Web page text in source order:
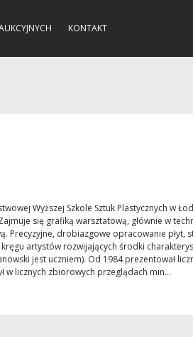
KONTAKT
Wyższej Szkole Sztuk Plastycznych w
się grafiką warsztatową, głównie w
Precyzyjne, drobiazgowe opracowanie płyt,
artystów rozwijających środki
jest uczniem). Od 1984 prezentował
w licznych zbiorowych przeglądach min...